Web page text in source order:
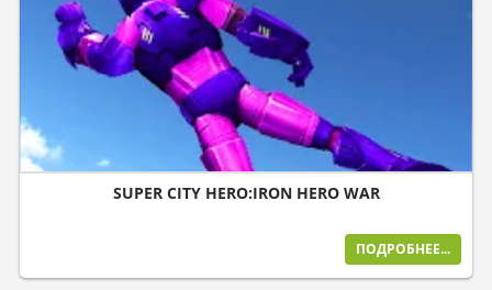
SUPER CITY HERO:IRON HERO WAR
ПОДРОБНЕЕ...